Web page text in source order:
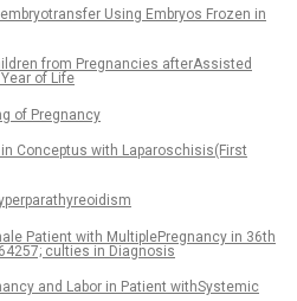
Using Embryos Frozen in
from Pregnancies afterAssisted
of Life
of Pregnancy
Conceptus with Laparoschisis(First
Patient with MultiplePregnancy in 36th
culties in Diagnosis
and Labor in Patient withSystemic